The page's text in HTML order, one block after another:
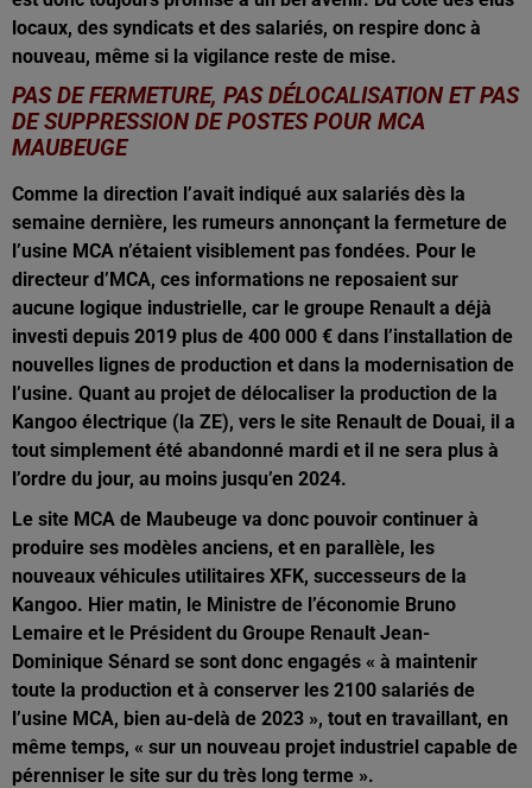
locaux, des syndicats et des salariés, on respire donc à
nouveau, même si la vigilance reste de mise.
PAS DE FERMETURE, PAS DÉLOCALISATION ET PAS
DE SUPPRESSION DE POSTES POUR MCA
MAUBEUGE
Comme la direction l’avait indiqué aux salariés dès la
semaine dernière, les rumeurs annonçant la fermeture de
l’usine MCA n’étaient visiblement pas fondées. Pour le
directeur d’MCA, ces informations ne reposaient sur
aucune logique industrielle, car le groupe Renault a déjà
investi depuis 2019 plus de 400 000 € dans l’installation de
nouvelles lignes de production et dans la modernisation de
l’usine. Quant au projet de délocaliser la production de la
Kangoo électrique (la ZE), vers le site Renault de Douai, il a
tout simplement été abandonné mardi et il ne sera plus à
l’ordre du jour, au moins jusqu’en 2024.
Le site MCA de Maubeuge va donc pouvoir continuer à
produire ses modèles anciens, et en parallèle, les
nouveaux véhicules utilitaires XFK, successeurs de la
Kangoo. Hier matin, le Ministre de l’économie Bruno
Lemaire et le Président du Groupe Renault Jean-
Dominique Sénard se sont donc engagés « à maintenir
toute la production et à conserver les 2100 salariés de
l’usine MCA, bien au-delà de 2023 », tout en travaillant, en
même temps, « sur un nouveau projet industriel capable de
pérenniser le site sur du très long terme ».